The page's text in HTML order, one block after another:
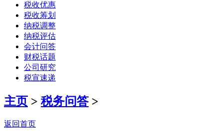
税收优惠
税收筹划
纳税调整
纳税评估
会计问答
财税话题
公司研究
税宣速递
主页 > 税务问答>
返回首页